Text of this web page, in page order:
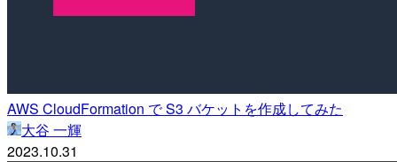
AWS CloudFormation で S3 バケットを作成してみた
大谷 一輝
2023.10.31